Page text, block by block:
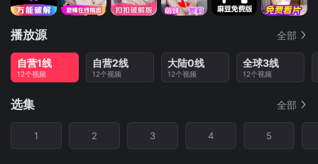
播放源 全部
自营1线
12个视频
自营2线
12个视频
大陆0线
12个视频
全球3线
12个视频
选集 全部
1 2 3 4 5